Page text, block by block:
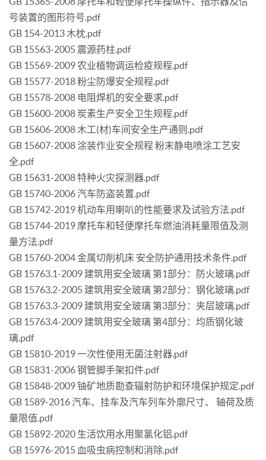
号装置的图形符号.pdf
GB 154-2013 木枕.pdf
GB 15563-2005 震源药柱.pdf
GB 15569-2009 农业植物调运检疫规程.pdf
GB 15577-2018 粉尘防爆安全规程.pdf
GB 15578-2008 电阻焊机的安全要求.pdf
GB 15600-2008 炭素生产安全卫生规程.pdf
GB 15606-2008 木工(材)车间安全生产通则.pdf
GB 15607-2008 涂装作业安全规程 粉末静电喷涂工艺安
全.pdf
GB 15631-2008 特种火灾探测器.pdf
GB 15740-2006 汽车防盗装置.pdf
GB 15742-2019 机动车用喇叭的性能要求及试验方法.pdf
GB 15744-2019 摩托车和轻便摩托车燃油消耗量限值及测
量方法.pdf
GB 15760-2004 金属切削机床 安全防护通用技术条件.pdf
GB 15763.1-2009 建筑用安全玻璃 第1部分：防火玻璃.pdf
GB 15763.2-2005 建筑用安全玻璃 第2部分：钢化玻璃.pdf
GB 15763.3-2009 建筑用安全玻璃 第3部分：夹层玻璃.pdf
GB 15763.4-2009 建筑用安全玻璃 第4部分：均质钢化玻
璃.pdf
GB 15810-2019 一次性使用无菌注射器.pdf
GB 15831-2006 钢管脚手架扣件.pdf
GB 15848-2009 铀矿地质勘查辐射防护和环境保护规定.pdf
GB 1589-2016 汽车、挂车及汽车列车外廓尺寸、 轴荷及质
量限值.pdf
GB 15892-2020 生活饮用水用聚氯化铝.pdf
GB 15976-2015 血吸虫病控制和消除.pdf